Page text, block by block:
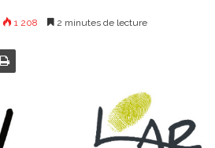
1 208 2 minutes de lecture